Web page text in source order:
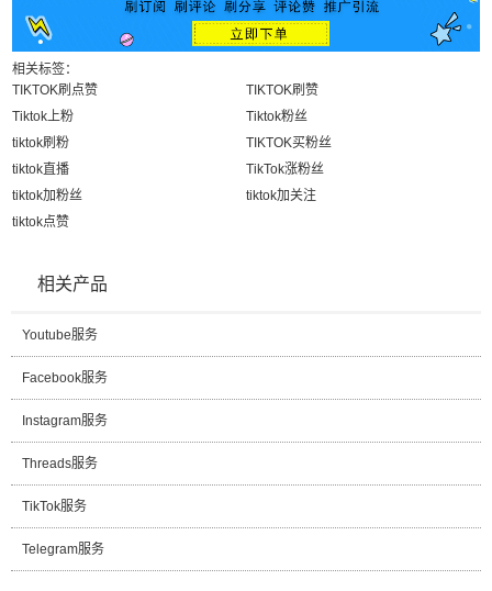
相关标签：
TIKTOK刷点赞
TIKTOK刷赞
Tiktok上粉
Tiktok粉丝
tiktok刷粉
TIKTOK买粉丝
tiktok直播
TikTok涨粉丝
tiktok加粉丝
tiktok加关注
tiktok点赞
相关产品
Youtube服务
Facebook服务
Instagram服务
Threads服务
TikTok服务
Telegram服务